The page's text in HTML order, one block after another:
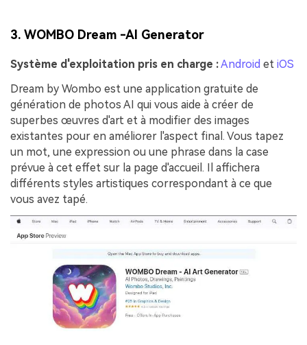
3. WOMBO Dream -AI Generator
Système d'exploitation pris en charge :Android et iOS
Dream by Wombo est une application gratuite de
génération de photos AI qui vous aide à créer de
superbes œuvres d'art et à modifier des images
existantes pour en améliorer l'aspect final. Vous tapez
un mot, une expression ou une phrase dans la case
prévue à cet effet sur la page d'accueil. Il affichera
différents styles artistiques correspondant à ce que
vous avez tapé.